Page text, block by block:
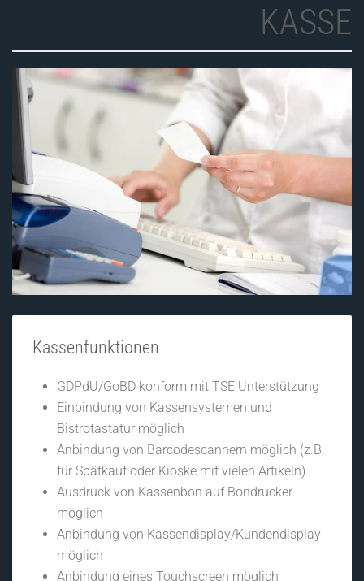
KASSE
Kassenfunktionen
GDPdU/GoBD konform mit TSE Unterstützung
Einbindung von Kassensystemen und
Bistrotastatur möglich
Anbindung von Barcodescannern möglich (z.B.
für Spätkauf oder Kioske mit vielen Artikeln)
Ausdruck von Kassenbon auf Bondrucker
möglich
Anbindung von Kassendisplay/Kundendisplay
möglich
Anbindung eines Touchscreen möglich